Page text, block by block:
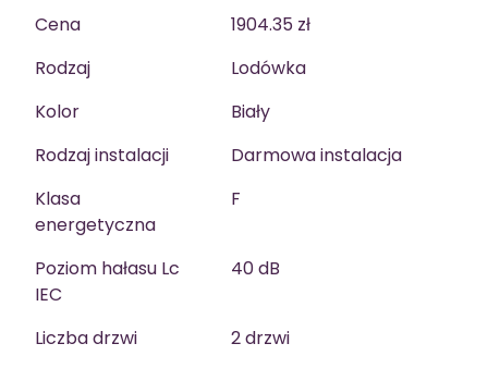
Cena
1904.35 zł
Rodzaj
Lodówka
Kolor
Biały
Rodzaj instalacji
Darmowa instalacja
Klasa
energetyczna
F
Poziom hałasu Lc
IEC
40 dB
Liczba drzwi
2 drzwi